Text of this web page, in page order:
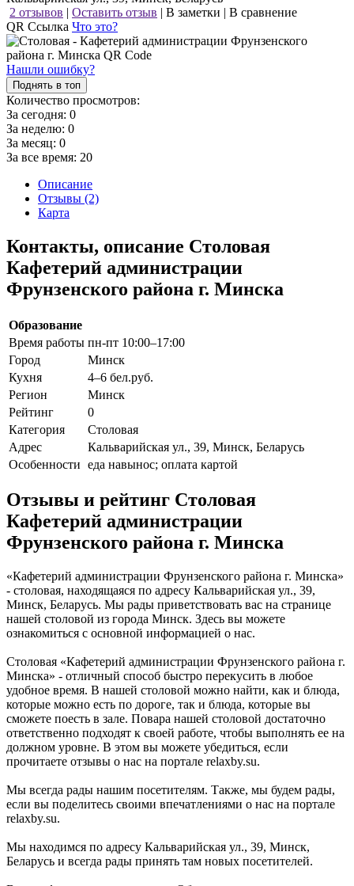
2 отзывов | Оставить отзыв | В заметки | В сравнение
QR Ссылка Что это?
Нашли ошибку?
Поднять в топ
Количество просмотров:
За сегодня: 0
За неделю: 0
За месяц: 0
За все время: 20
Описание
Отзывы (2)
Карта
Контакты, описание Столовая
Кафетерий администрации
Фрунзенского района г. Минска
Образование
Время работы пн-пт 10:00–17:00
Город
Минск
Кухня
4–6 бел.руб.
Регион
Минск
Рейтинг
0
Категория
Столовая
Адрес
Кальварийская ул., 39, Минск, Беларусь
Особенности еда навынос; оплата картой
Отзывы и рейтинг Столовая
Кафетерий администрации
Фрунзенского района г. Минска
«Кафетерий администрации Фрунзенского района г. Минска»
- столовая, находящаяся по адресу Кальварийская ул., 39,
Минск, Беларусь. Мы рады приветствовать вас на странице
нашей столовой из города Минск. Здесь вы можете
ознакомиться с основной информацией о нас.
Столовая «Кафетерий администрации Фрунзенского района г.
Минска» - отличный способ быстро перекусить в любое
удобное время. В нашей столовой можно найти, как и блюда,
которые можно есть по дороге, так и блюда, которые вы
сможете поесть в зале. Повара нашей столовой достаточно
ответственно подходят к своей работе, чтобы выполнять ее на
должном уровне. В этом вы можете убедиться, если
прочитаете отзывы о нас на портале relaxby.su.
Мы всегда рады нашим посетителям. Также, мы будем рады,
если вы поделитесь своими впечатлениями о нас на портале
relaxby.su.
Мы находимся по адресу Кальварийская ул., 39, Минск,
Беларусь и всегда рады принять там новых посетителей.